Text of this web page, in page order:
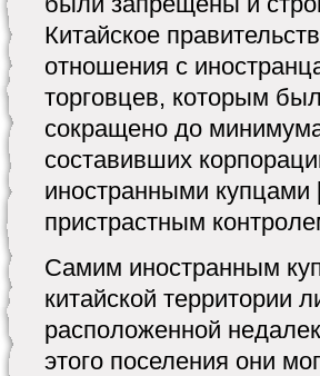
Китайское
отношения с
торговцев, которым
сокращено до
составивших
иностранными купцами
пристрастным
Самим иностранным
китайской территории
расположенной
этого поселения они